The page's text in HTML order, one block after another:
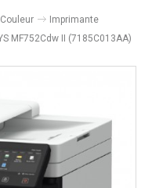
Imprimante
MF752Cdw II (7185C013AA)